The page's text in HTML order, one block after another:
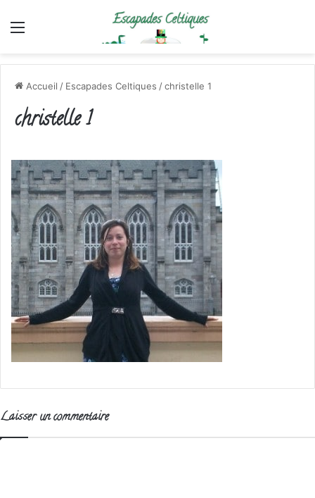
Menu
Accueil / Escapades Celtiques /christelle 1
christelle 1
Laisser un commentaire